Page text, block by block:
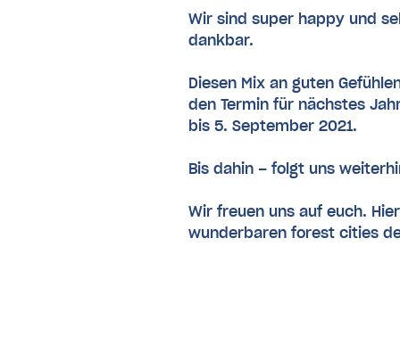
Wir sind super happy und
dankbar.
Diesen Mix an guten
den Termin für nächstes
bis 5. September 2021.
Bis dahin – folgt uns
Wir freuen uns auf euch.
wunderbaren forest cities